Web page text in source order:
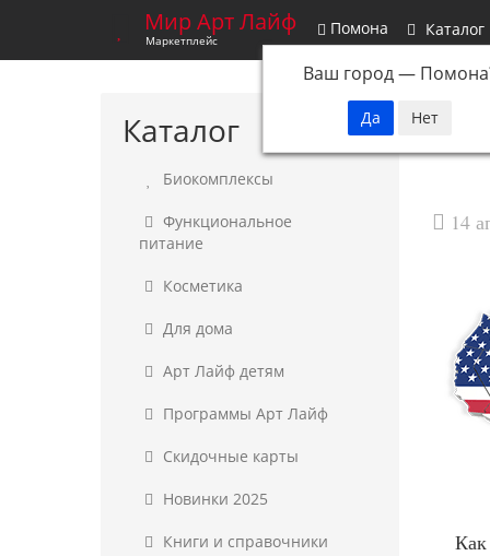
Мир Арт Лайф
Маркетплейс
Помона
Ваш город — Помона
Каталог
Каталог
Биокомплексы
Функциональное
питание
Косметика
Для дома
Арт Лайф детям
Программы Арт Лайф
Скидочные карты
Новинки 2025
Книги и справочники
14